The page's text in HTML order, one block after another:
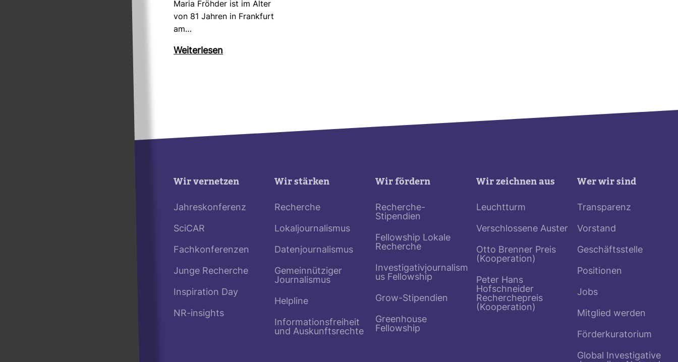
Maria Fröhder ist im Alter
von 81 Jahren in Frank­furt
am…
Wei­ter­lesen
Wir vernetzen
Jahreskonferenz
SciCAR
Fachkonferenzen
Junge Recherche
Inspiration Day
NR-insights
Wir stärken
Recherche
Lokaljournalismus
Datenjournalismus
Gemeinnütziger
Journalismus
Helpline
Informationsfreiheit
und Auskunftsrechte
Wir fördern
Recherche-
Stipendien
Fellowship Lokale
Recherche
Investigativjournalism
us Fellowship
Grow-Stipendien
Greenhouse
Fellowship
Wir zeichnen aus
Leuchtturm
Verschlossene Auster
Otto Brenner Preis
(Kooperation)
Peter Hans
Hofschneider
Recherchepreis
(Kooperation)
Wer wir sind
Transparenz
Vorstand
Geschäftsstelle
Positionen
Jobs
Mitglied werden
Förderkuratorium
Global Investigative